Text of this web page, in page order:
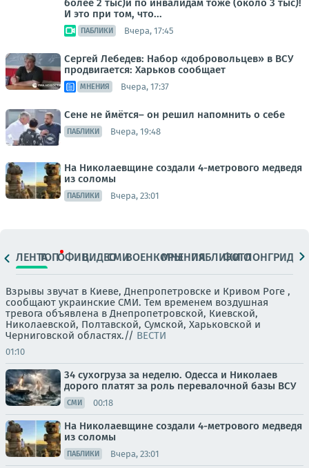
более 2 тыс)и по инвалидам тоже (около 3 тыс)!
И это при том, что...
ПАБЛИКИ Вчера, 17:45
Сергей Лебедев: Набор «добровольцев» в ВСУ
продвигается: Харьков сообщает
МНЕНИЯ Вчера, 17:37
Сене не ймётся– он решил напомнить о себе
ПАБЛИКИ Вчера, 19:48
На Николаевщине создали 4-метрового медведя
из соломы
ПАБЛИКИ Вчера, 23:01
ЛЕНТАТОПОФИЦ.ВИДЕОСМИВОЕНКОРЫМНЕНИЯПАБЛИКИ
ФОТОЛОНГРИДЫ
Взрывы звучат в Киеве, Днепропетровске и Кривом Роге ,
сообщают украинские СМИ. Тем временем воздушная
тревога объявлена в Днепропетровской, Киевской,
Николаевской, Полтавской, Сумской, Харьковской и
Черниговской областях.// ВЕСТИ
01:10
34 сухогруза за неделю. Одесса и Николаев
дорого платят за роль перевалочной базы ВСУ
СМИ 00:18
На Николаевщине создали 4-метрового медведя
из соломы
ПАБЛИКИ Вчера, 23:01